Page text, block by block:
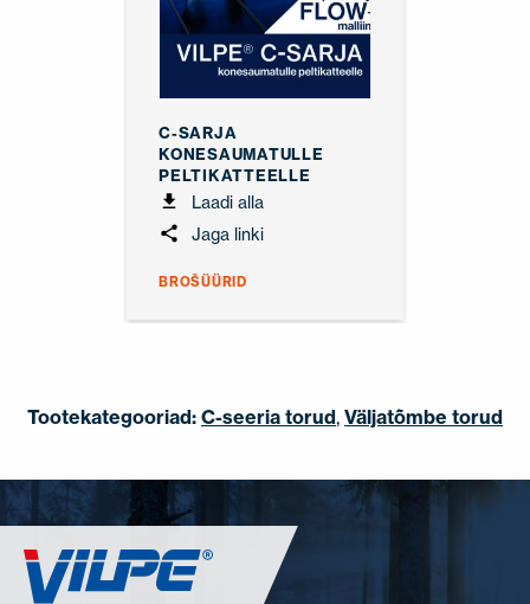
C-SARJA
KONESAUMATULLE
PELTIKATTEELLE
Laadi alla
Jaga linki
BROŠÜÜRID
Tootekategooriad: C-seeria torud, Väljatõmbe torud